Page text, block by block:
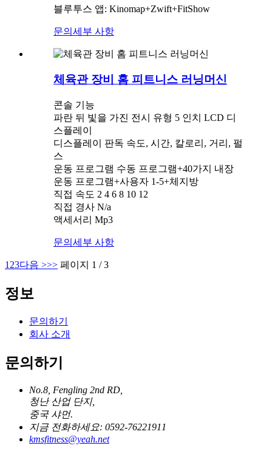
블루투스 앱: Kinomap+Zwift+FitShow
문의 세부 사항
체육관 장비 홈 피트니스 러닝머신
콘솔 기능
파란 뒤 빛을 가진 전시 유형 5 인치 LCD 디
스플레이
디스플레이 판독 속도, 시간, 칼로리, 거리, 펄
스
운동 프로그램 수동 프로그램+40가지 내장
운동 프로그램+사용자 1-5+체지방
직접 속도 2 4 6 8 10 12
직접 경사 N/a
액세서리 Mp3
문의 세부 사항
1 23다음 >>> 페이지 1 / 3
정보
문의하기
회사 소개
문의하기
No.8, Fengling 2nd RD,
청난 산업 단지,
중국 샤먼.
지금 전화하세요: 0592-76221911
kmsfitness@yeah.net